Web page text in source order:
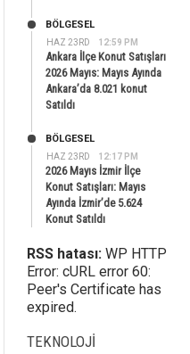
HAZ 23RD 12:59 PM
BÖLGESEL
Ankara İlçe Konut Satışları
2026 Mayıs: Mayıs Ayında
Ankara’da 8.021 konut
Satıldı
HAZ 23RD 12:17 PM
BÖLGESEL
2026 Mayıs İzmir İlçe
Konut Satışları: Mayıs
Ayında İzmir’de 5.624
Konut Satıldı
RSS hatası: WP HTTP
Error: cURL error 60:
Peer's Certificate has
expired.
TEKNOLOJI